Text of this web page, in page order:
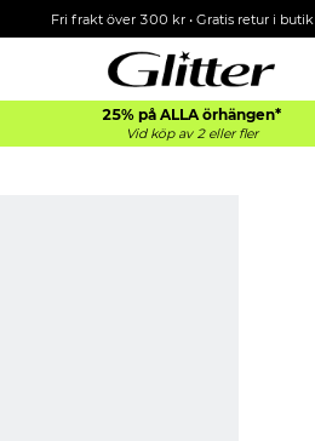
Fri frakt över 300 kr• Gratis retur i butik
25% på ALLA örhängen*
Vid köp av 2 eller fler